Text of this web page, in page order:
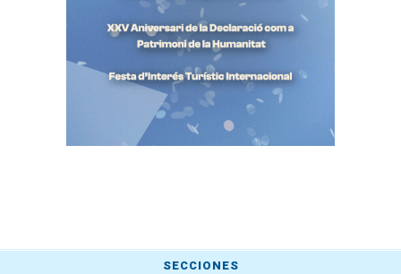
SECCIONES